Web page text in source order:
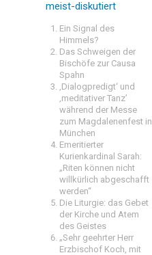
meist-diskutiert
Ein Signal des
Himmels?
Das Schweigen der
Bischöfe zur Causa
Spahn
‚Dialogpredigt‘ und
‚meditativer Tanz’
während der Messe
zum Magdalenenfest in
München
Emeritierter
Kurienkardinal Sarah:
„Riten können nicht
willkürlich abgeschafft
werden“
Die Liturgie: das Gebet
der Kirche und Atem
des Geistes
„Sehr geehrter Herr
Erzbischof Koch, mit